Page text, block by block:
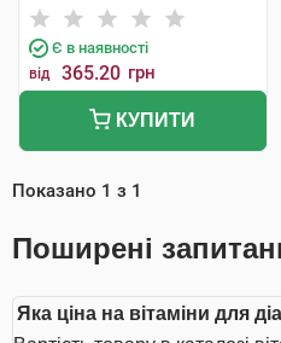
Є в наявності
від 365.20 грн
КУПИТИ
Показано 1 з 1
Поширені
Яка ціна на вітаміни для